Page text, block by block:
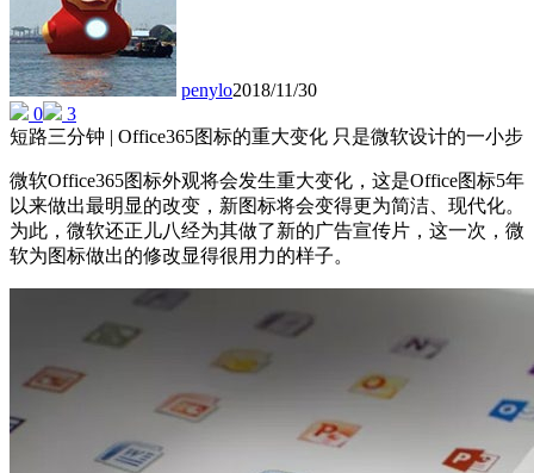
penylo2018/11/30
0
3
短路三分钟 | Office365图标的重大变化 只是微软设计的一小步
微软Office365图标外观将会发生重大变化，这是Office图标5年
以来做出最明显的改变，新图标将会变得更为简洁、现代化。
为此，微软还正儿八经为其做了新的广告宣传片，这一次，微
软为图标做出的修改显得很用力的样子。